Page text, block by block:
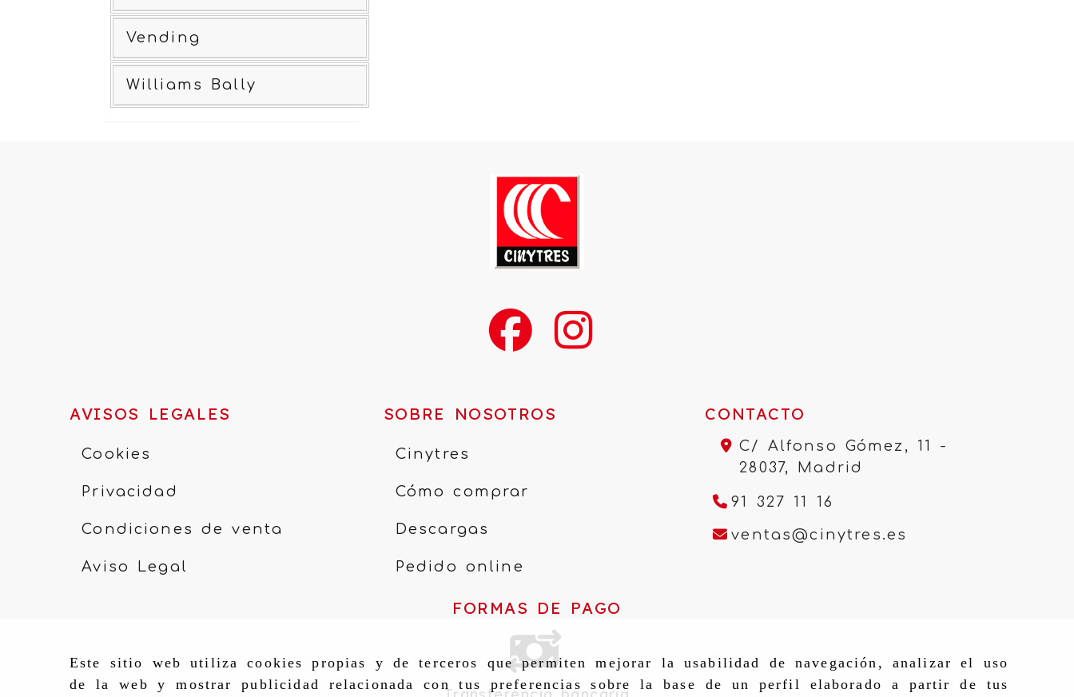
Este sitio web utiliza cookies propias y de terceros que permiten mejorar la usabilidad de navegación, analizar el uso
de la web y mostrar publicidad relacionada con tus preferencias sobre la base de un perfil elaborado a partir de tus
Vending
Williams Bally
AVISOS LEGALES
Cookies
Privacidad
Condiciones de venta
Aviso Legal
SOBRE NOSOTROS
Cinytres
Cómo comprar
Descargas
Pedido online
CONTACTO
C/ Alfonso Gómez, 11 -
28037, Madrid
91 327 11 16
ventas cinytres.es
FORMAS DE PAGO